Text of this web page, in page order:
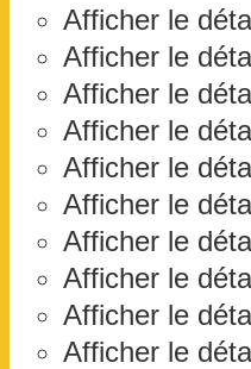
Afficher le
Afficher le
Afficher le
Afficher le
Afficher le
Afficher le
Afficher le
Afficher le
Afficher le
Afficher le